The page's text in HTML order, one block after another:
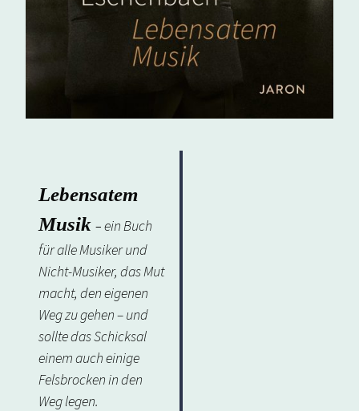
Lebensatem
Musik – ein Buch
für alle Musiker und
Nicht-Musiker, das Mut
macht, den eigenen
Weg zu gehen – und
sollte das Schicksal
einem auch einige
Felsbrocken in den
Weg legen.